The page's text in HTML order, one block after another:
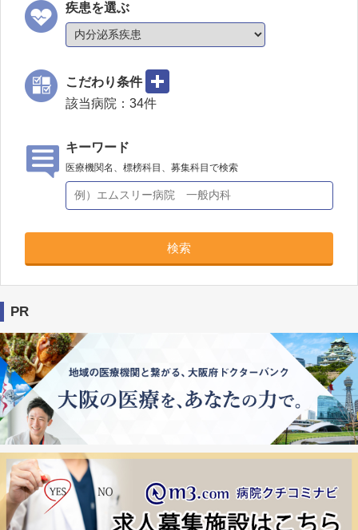
疾患を選ぶ
こだわり条件
該当病院： 34件
キーワード
医療機関名、標榜科目、募集科目で検索
検索
PR